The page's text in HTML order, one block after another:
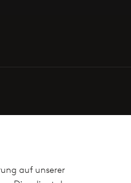
auf unserer